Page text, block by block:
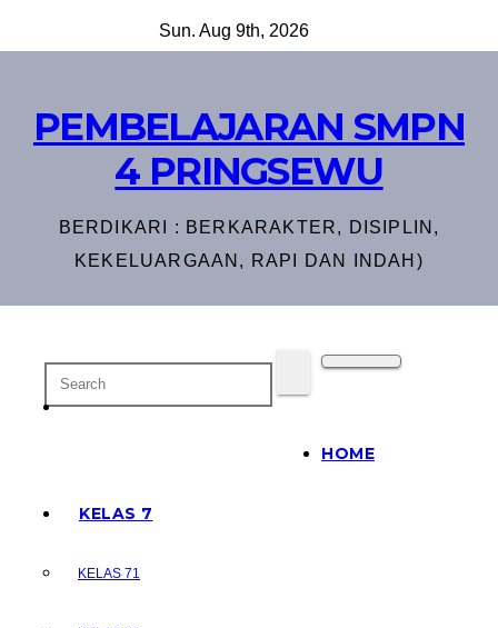
to
Sun. Aug 9th, 2026
PEMBELAJARAN SMPN
4 PRINGSEWU
BERDIKARI : BERKARAKTER, DISIPLIN,
KEKELUARGAAN, RAPI DAN INDAH)
HOME
KELAS 7
KELAS 71